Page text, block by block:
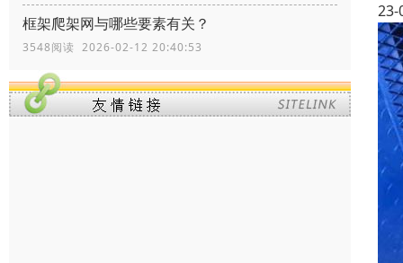
框架爬架网与哪些要素有关？
3548阅读 2026-02-12 20:40:53
23-